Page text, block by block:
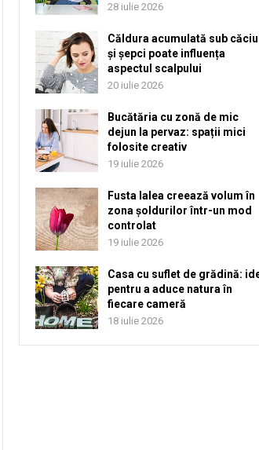
28 iulie 2026
Căldura acumulată sub
și șepci poate influența
aspectul scalpului
20 iulie 2026
Bucătăria cu zonă de mic
dejun la pervaz: spații mici
folosite creativ
19 iulie 2026
Fusta lalea creează volum în
zona șoldurilor într-un mod
controlat
19 iulie 2026
Casa cu suflet de grădină:
pentru a aduce natura în
fiecare cameră
18 iulie 2026